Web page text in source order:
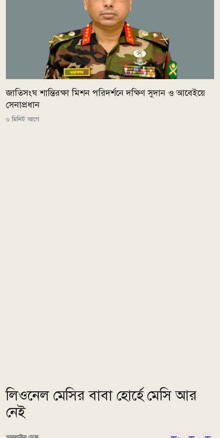
জাতিসংঘ শান্তিরক্ষা মিশন পরিদর্শনে দক্ষিণ সুদান ও আবেইয়ে
সেনাপ্রধান
০ মিনিট আগে
লিওনেল মেসির বাবা হোর্হে মেসি আর
নেই